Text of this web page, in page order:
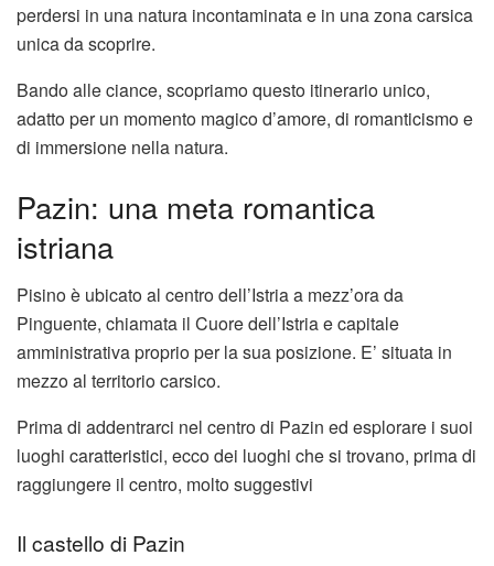
perdersi in una natura incontaminata e in una zona carsica
unica da scoprire.
Bando alle ciance, scopriamo questo itinerario unico,
adatto per un momento magico d’amore, di romanticismo e
di immersione nella natura.
Pazin: una meta romantica
istriana
Pisino è ubicato al centro dell’Istria a mezz’ora da
Pinguente, chiamata il Cuore dell’Istria e capitale
amministrativa proprio per la sua posizione. E’ situata in
mezzo al territorio carsico.
Prima di addentrarci nel centro di Pazin ed esplorare i suoi
luoghi caratteristici, ecco dei luoghi che si trovano, prima di
raggiungere il centro, molto suggestivi
Il castello di Pazin